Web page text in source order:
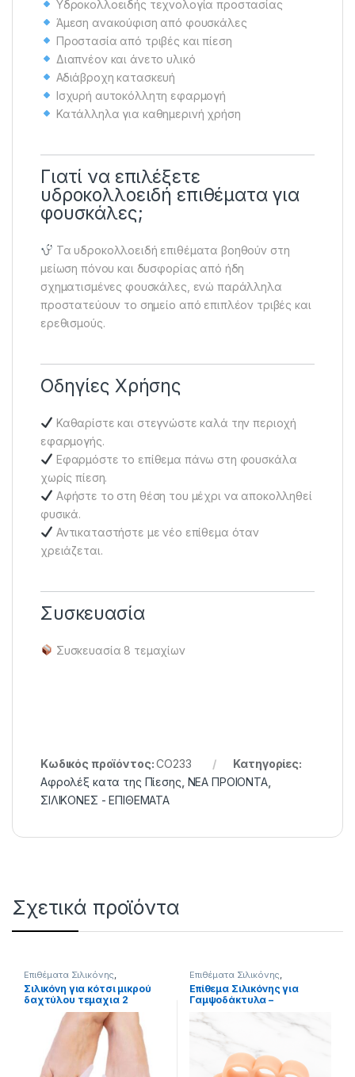
Υδροκολλοειδής τεχνολογία προστασίας
Άμεση ανακούφιση από φουσκάλες
Προστασία από τριβές και πίεση
Διαπνέον και άνετο υλικό
Αδιάβροχη κατασκευή
Ισχυρή αυτοκόλλητη εφαρμογή
Κατάλληλα για καθημερινή χρήση
Γιατί να επιλέξετε
υδροκολλοειδή επιθέματα για
φουσκάλες;
Τα υδροκολλοειδή επιθέματα βοηθούν στη
μείωση πόνου και δυσφορίας από ήδη
σχηματισμένες φουσκάλες, ενώ παράλληλα
προστατεύουν το σημείο από επιπλέον τριβές και
ερεθισμούς.
Οδηγίες Χρήσης
Καθαρίστε και στεγνώστε καλά την περιοχή
εφαρμογής.
Εφαρμόστε το επίθεμα πάνω στη φουσκάλα
χωρίς πίεση.
Αφήστε το στη θέση του μέχρι να αποκολληθεί
φυσικά.
Αντικαταστήστε με νέο επίθεμα όταν
χρειάζεται.
Συσκευασία
Συσκευασία 8 τεμαχίων
Κωδικός προϊόντος:CO233
Κατηγορίες:
Αφρολέξ κατα της Πίεσης ΝΕΑ ΠΡΟΙΟΝΤΑ,
ΣΙΛΙΚΟΝΕΣ - ΕΠΙΘΕΜΑΤΑ
Σχετικά προϊόντα
Επιθέματα Σιλικόνης
ΣΙΛΙΚΟΝΕΣ - ΕΠΙΘΕΜΑΤΑ
Σιλικόνη για κότσι μικρού
δαχτύλου τεμαχια 2
Επιθέματα Σιλικόνης
ΣΙΛΙΚΟΝΕΣ - ΕΠΙΘΕΜΑΤΑ
Επίθεμα Σιλικόνης για
Γαμψοδάκτυλα –
Προστασία & Αποφόρτιση
Δακτύλων